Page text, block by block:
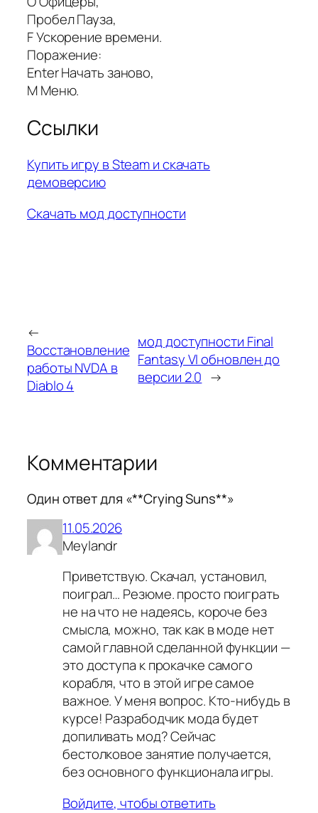
Пробел Пауза,
F Ускорение времени.
Поражение:
Enter Начать заново,
M Меню.
Ссылки
Купить игру в Steam и скачать
демоверсию
Скачать мод доступности
←
Восстановление
работы NVDA в
Diablo 4
мод доступности Final
Fantasy VI обновлен до
версии 2.0 →
Комментарии
Один ответ для «**Crying Suns**»
11.05.2026
Meylandr
Приветствую. Скачал, установил,
поиграл… Резюме. просто поиграть
не на что не надеясь, короче без
смысла, можно, так как в моде нет
самой главной сделанной функции —
это доступа к прокачке самого
корабля, что в этой игре самое
важное. У меня вопрос. Кто-нибудь в
курсе! Разрабодчик мода будет
допиливать мод? Сейчас
бестолковое занятие получается,
без основного функционала игры.
Войдите, чтобы ответить